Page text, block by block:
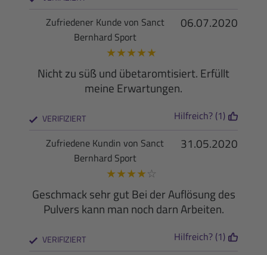
06.07.2020
Zufriedener Kunde von Sanct
Bernhard Sport
★★★★★
Nicht zu süß und übetaromtisiert. Erfüllt
meine Erwartungen.
VERIFIZIERT Hilfreich? (1)
31.05.2020
Zufriedene Kundin von Sanct
Bernhard Sport
★★★★ ☆
Geschmack sehr gut Bei der Auflösung des
Pulvers kann man noch darn Arbeiten.
VERIFIZIERT Hilfreich? (1)